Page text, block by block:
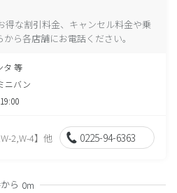
得な割引料金、キャンセル料金や乗
ら各店舗にお電話ください。
タ 等
ニバン
2,W-4】他 0225-94-6363
ら 0m